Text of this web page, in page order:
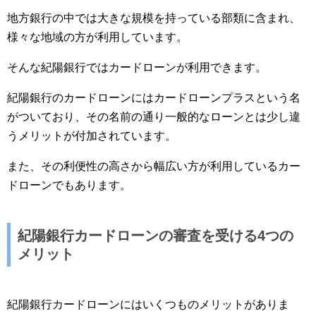
地方銀行の中では大きな規模を持っている部類に含まれ、
様々な地域の方が利用しています。
そんな紀陽銀行ではカードローンが利用できます。
紀陽銀行のカードローンにはカードローンプラスという名
がついており、その名前の通り一般的なローンとは少し違
うメリットが付加されています。
また、その利便性の高さから幅広い方が利用しているカー
ドローンでもあります。
紀陽銀行カードローンの審査を受ける4つの
メリット
紀陽銀行カードローンにはいくつものメリットがありま